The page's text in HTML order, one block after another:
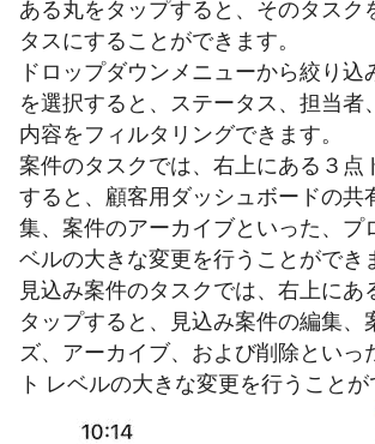
ある丸をタップすると、そのタスク
タスにすることができます。
ドロップダウンメニューから絞り込
を選択すると、ステータス、担当者
内容をフィルタリングできます。
案件のタスクでは、右上にある３点
すると、顧客用ダッシュボードの共
集、案件のアーカイブといった、プ
ベルの大きな変更を行うことができ
見込み案件のタスクでは、右上にあ
タップすると、見込み案件の編集、
ズ、アーカイブ、および削除といっ
ト レベルの大きな変更を行うことが